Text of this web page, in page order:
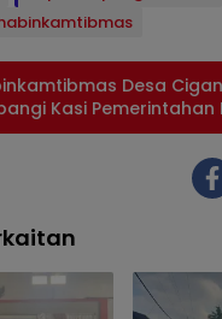
Desa
Kasi Pemerintahan